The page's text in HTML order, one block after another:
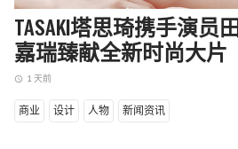
TASAKI塔思琦携手演员田
嘉瑞臻献全新时尚大片
access_time 1 天前
商业 设计 人物 新闻资讯